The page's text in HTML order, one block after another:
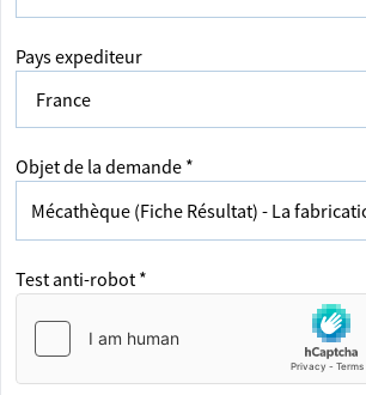
Pays expediteur
Objet de la demande *
Test anti-robot *